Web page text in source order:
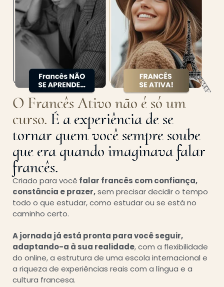
O Francês Ativo não é só um
curso. É a experiência de se
tornar quem você sempre soube
que era quando imaginava falar
francês.
Criado para você falar francês com confiança,
constância e prazer,sem precisar decidir o tempo
todo o que estudar, como estudar ou se está no
caminho certo.
A jornada já está pronta para você seguir,
adaptando-a à sua realidade, com a flexibilidade
do online, a estrutura de uma escola internacional e
a riqueza de experiências reais com a língua e a
cultura francesa.